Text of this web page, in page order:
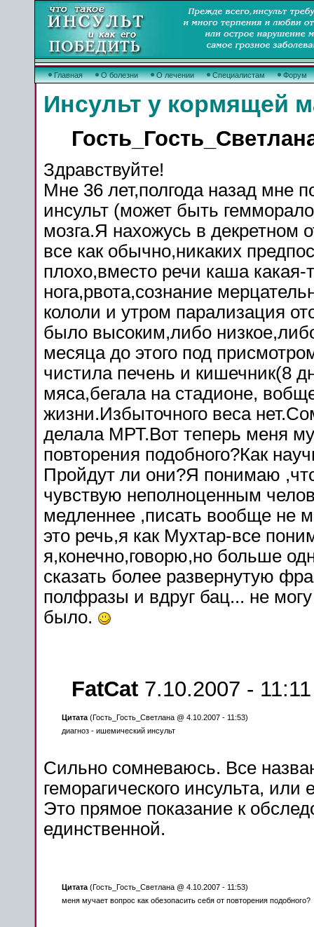
Главная О болезни О лечении Специалистам Форум
Инсульт у кормящей
Здравствуйте!
Мне 36 лет,полгода назад мне
инсульт (может быть
мозга.Я нахожусь в декретном
все как обычно,никаких
плохо,вместо речи каша какая-
нога,рвота,сознание
кололи и утром парализация
было высоким,либо
месяцадо этого под
чистила печень и кишечник(8
мяса,бегала на стадионе,
жизни.Избыточного веса
делала МРТ.Вот теперь меня
повторения подобного?Как
Пройдут ли они?Я понимаю
чувствую неполноценным
медленнее ,писать вообще не
это речь,я как Мухтар-все
я,конечно,говорю,но больше
сказать более развернутую
полфразы и вдруг бац... не
было.
FatCat 7.10.2007 - 11:11
Цитата(Гость_Гость_Светлана @ 4.10.2007 - 11:53)
диагноз - ишемический инсульт
Сильно сомневаюсь. Все
геморагического инсульта, или
Это прямое показание к
единственной.
Цитата(Гость_Гость_Светлана @ 4.10.2007 - 11:53)
меня мучает вопрос как обезопасить себя от повторения подобного?